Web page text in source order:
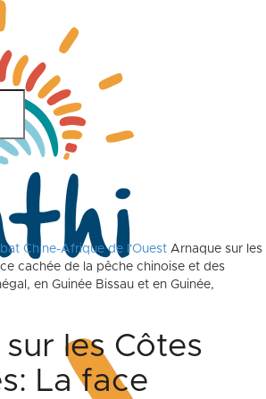
Chine-Afrique de l'Ouest Arnaque sur les
cachée de la pêche chinoise et des
en Guinée Bissau et en Guinée,
les Côtes
La face